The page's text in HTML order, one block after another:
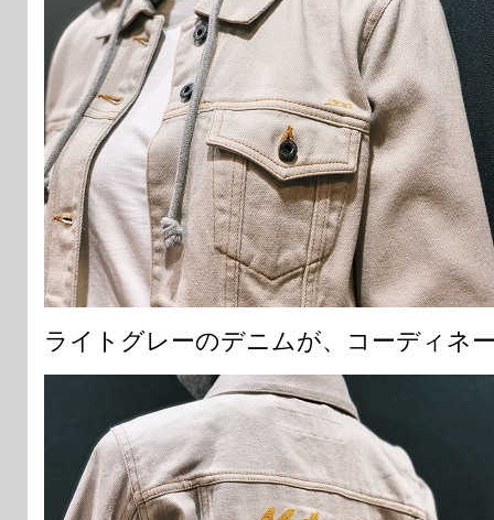
ライトグレーのデニムが、コーディネ